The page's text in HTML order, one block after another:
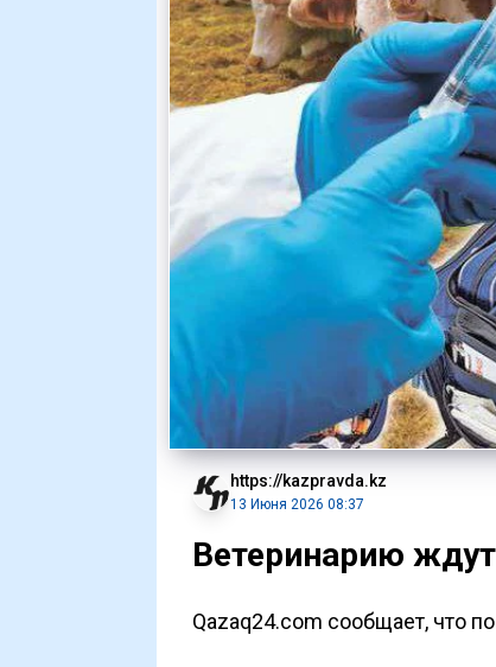
https://kazpravda.kz
13 Июня 2026 08:37
Ветеринарию
Qazaq24.com сообщает, что